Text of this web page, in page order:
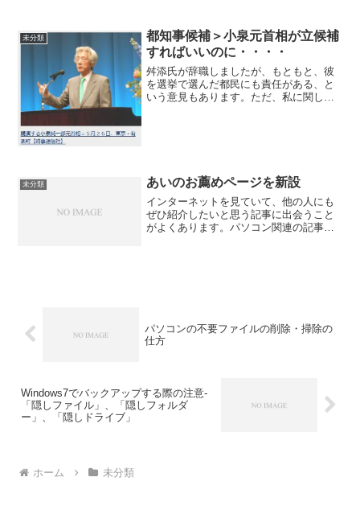
トプリンター２）プリントサーバーをつ
けてネットワーク上の複数...
未分類
都知事候補＞小泉元首相が立候補
すればいいのに・・・・
舛添氏が辞職しましたが、もともと、彼
を選挙で選んだ都民にも責任がある、と
いう意見もあります。ただ、私に関して
未分類 あいのお薦めページを新設
インターネットを見ていて、他の人にも
ぜひ紹介したいと思う記事に出会うこと
がよくあります。パソコン関連の記事の
パソコンの不要ファイルの削除・掃除の
仕方
Windows7でバックアップする際の注意-
「隠しファイル」、「隠しフォルダ
ー」、「隠しドライブ」
ホーム 未分類